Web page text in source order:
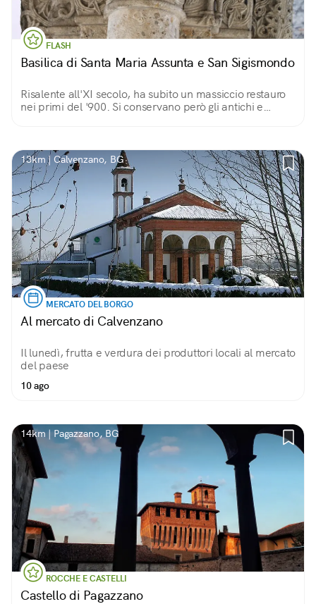
FLASH
Basilica di Santa Maria Assunta e San Sigismondo
Risalente all'XI secolo, ha subito un massiccio restauro
nei primi del '900. Si conservano però gli antichi e
13km | Calvenzano, BG
MERCATO DEL BORGO
Al mercato di Calvenzano
Il lunedì, frutta e verdura dei produttori locali al mercato
del paese
10 ago
14km | Pagazzano, BG
ROCCHE E CASTELLI
Castello di Pagazzano